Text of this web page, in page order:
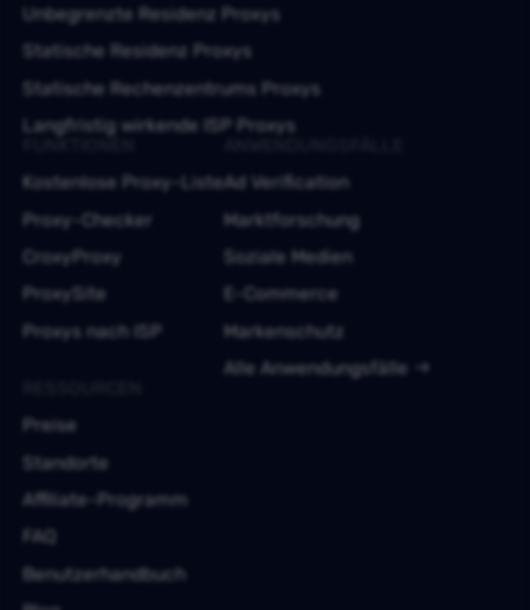
Unbegrenzte Residenz Proxys
Statische Residenz Proxys
Statische Rechenzentrums Proxys
Langfristig wirkende ISP Proxys
Kostenlose Proxy-Liste
Proxy-Checker
CroxyProxy
ProxySite
Proxys nach ISP
Ad Verification
Marktforschung
Soziale Medien
E-Commerce
Markenschutz
Alle Anwendungsfälle
Preise
Standorte
Affiliate-Programm
FAQ
Benutzerhandbuch